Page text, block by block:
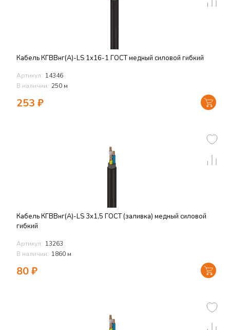
Кабель КГВВнг(А)-LS 1х16-1 ГОСТ медный силовой гибкий
Артикул: 14346
В наличии: 250 м
253 ₽
Кабель КГВВнг(А)-LS 3х1,5 ГОСТ (заливка) медный силовой
гибкий
Артикул: 13263
В наличии: 1860 м
80₽